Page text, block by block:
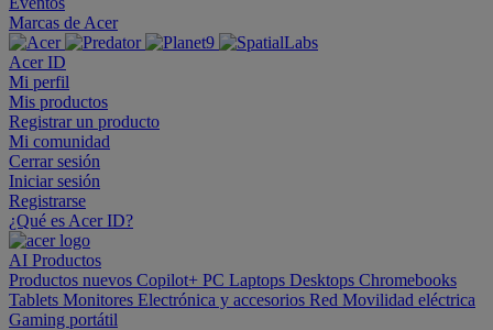
Marcas de Acer
Acer ID
Mi perfil
Mis productos
Registrar un producto
Mi comunidad
Cerrar sesión
Iniciar sesión
Registrarse
¿Qué es Acer ID?
AI Productos
Productos nuevos Copilot+ PC Laptops Desktops Chromebooks
Tablets Monitores Electrónica y accesorios Red Movilidad eléctrica
Gaming portátil